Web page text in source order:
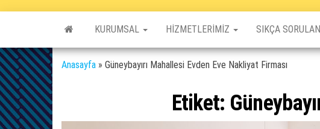
KURUMSAL HIZMETLERIMIZ SIKÇA
Anasayfa » Güneybayırı Mahallesi Evden Eve Nakliyat Firması
Etiket: